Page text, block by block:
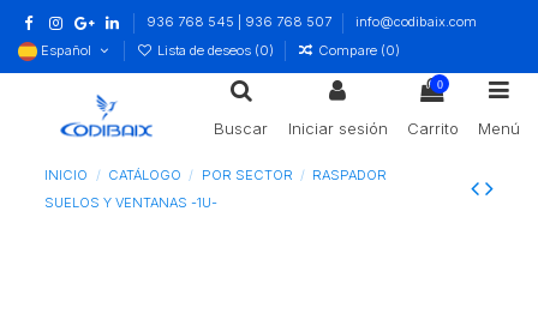
936 768 545 | 936 768 507
info@codibaix.com
Español
Lista de deseos (0) Compare (0)
Buscar Iniciar sesión
0
Carrito Menú
INICIO CATÁLOGO POR SECTOR
RASPADOR
SUELOS Y VENTANAS -1U-